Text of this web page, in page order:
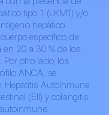
tipo 1 (LKM1) y/o
hepático
específico de
20 a 30 % de los
Por otro lado, los
ANCA, se
Hepatitis Autoinmune
(EII) y colangitis